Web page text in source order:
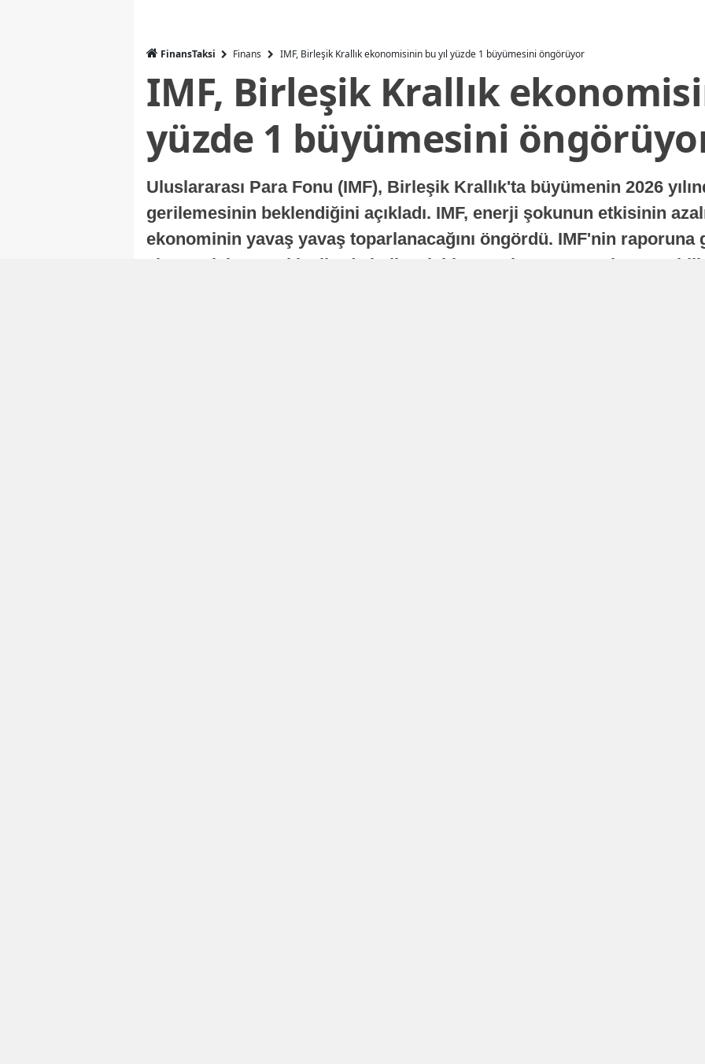
FinansTaksi Finans IMF, Birleşik Krallık ekonomisinin bu yıl yüzde 1 büyümesini öngörüyor
IMF, Birleşik Krallık
yüzde 1 büyümesini
Uluslararası Para Fonu (IMF), Birleşik Krallık'ta büyümenin 2026
gerilemesinin beklendiğini açıkladı. IMF, enerji şokunun etkisinin
ekonominin yavaş yavaş toparlanacağını öngördü. IMF'nin raporuna
ekonomisi, sonraki yıllarda istikrarlı bir toparlanma süreci